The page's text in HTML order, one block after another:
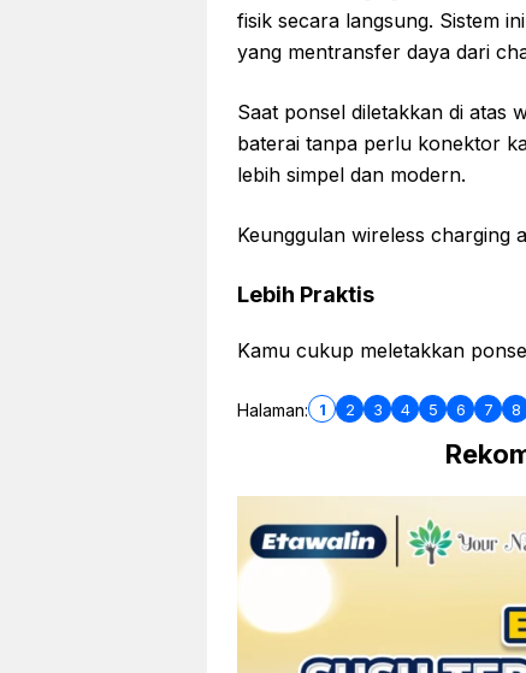
fisik secara langsung. Sistem
yang mentransfer daya dari
Saat ponsel diletakkan di atas
baterai tanpa perlu konektor
lebih simpel dan modern.
Keunggulan wireless charging
Lebih Praktis
Kamu cukup meletakkan
Halaman: 1 2 3 4 5 6 7 8